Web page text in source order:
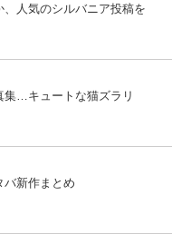
、人気のシルバニア投稿を
集…キュートな猫ズラリ
新作まとめ